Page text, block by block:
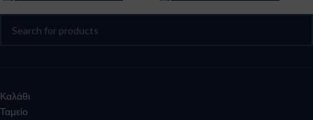
Καλάθι
Ταμείο